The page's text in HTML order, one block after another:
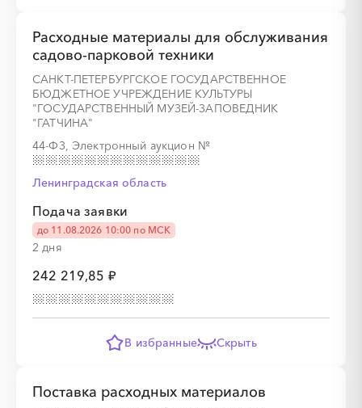
Расходные материалы для обслуживания
садово-парковой техники
САНКТ-ПЕТЕРБУРГСКОЕ ГОСУДАРСТВЕННОЕ
БЮДЖЕТНОЕ УЧРЕЖДЕНИЕ КУЛЬТУРЫ
"ГОСУДАРСТВЕННЫЙ МУЗЕЙ-ЗАПОВЕДНИК
"ГАТЧИНА"
44-ФЗ, Электронный аукцион №
Ленинградская область
Подача заявки
до 11.08.2026 10:00 по МСК
2 дня
242 219,85 ₽
В избранные Скрыть
Поставка расходных материалов